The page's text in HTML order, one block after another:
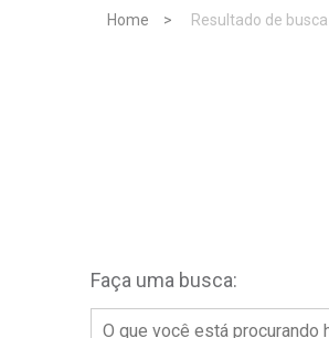
Home Resultado de busca
Faça uma busca: